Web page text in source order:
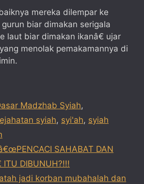
mereka dilempar ke
biar dimakan serigala
laut biar dimakan ikanâ€ ujar
menolak pemakamannya di
Madzhab Syiah,
syiah, syi'ah, syiah
SAHABAT DAN
ITU DIBUNUH?!!!
jadi korban mubahalah dan